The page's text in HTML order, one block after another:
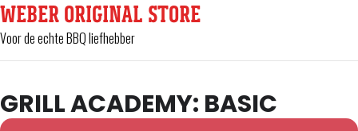
WEBER ORIGINAL STORE
Voor de echte BBQ liefhebber
GRILL ACADEMY: BASIC